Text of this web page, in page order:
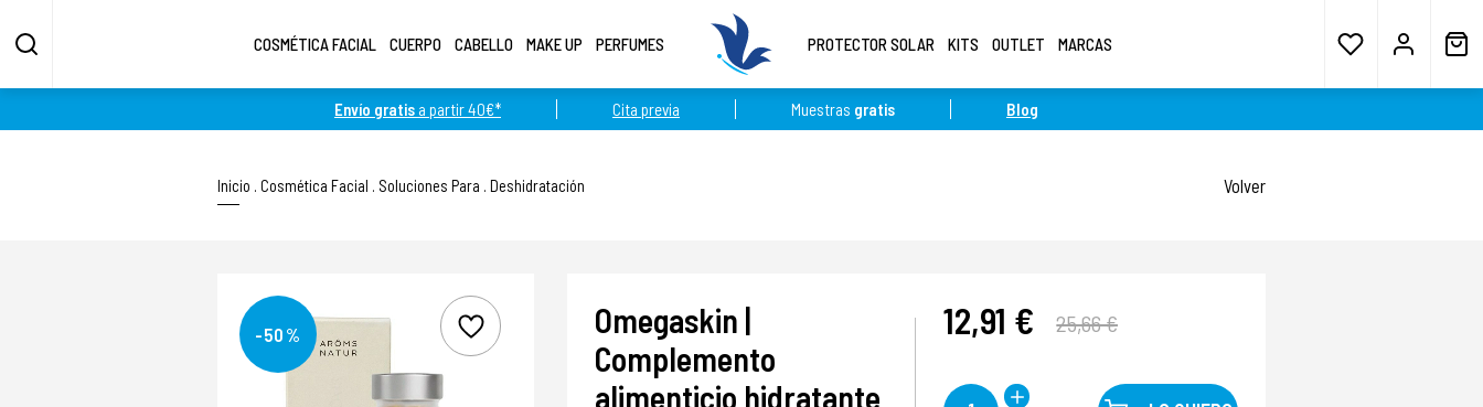
Envío gratis a partir 40€* Cita previa Muestras gratis Blog
COSMÉTICA FACIAL CUERPO CABELLO MAKE UP PERFUMES PROTECTOR SOLAR KITS OUTLET MARCAS
Inicio Cosmética Facial Soluciones Para Deshidratación Volver
-50%
Omegaskin |
Complemento
alimenticio hidratante
12,91 € 25,66 €